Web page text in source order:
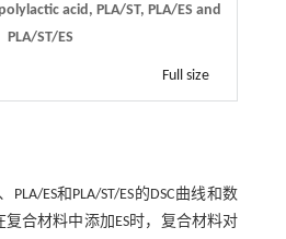
acid, PLA/ST, PLA/ES and
PLA/ST/ES
Full size
PLA/ES和PLA/ST/ES的DSC曲线和数
复合材料中添加ES时，复合材料对